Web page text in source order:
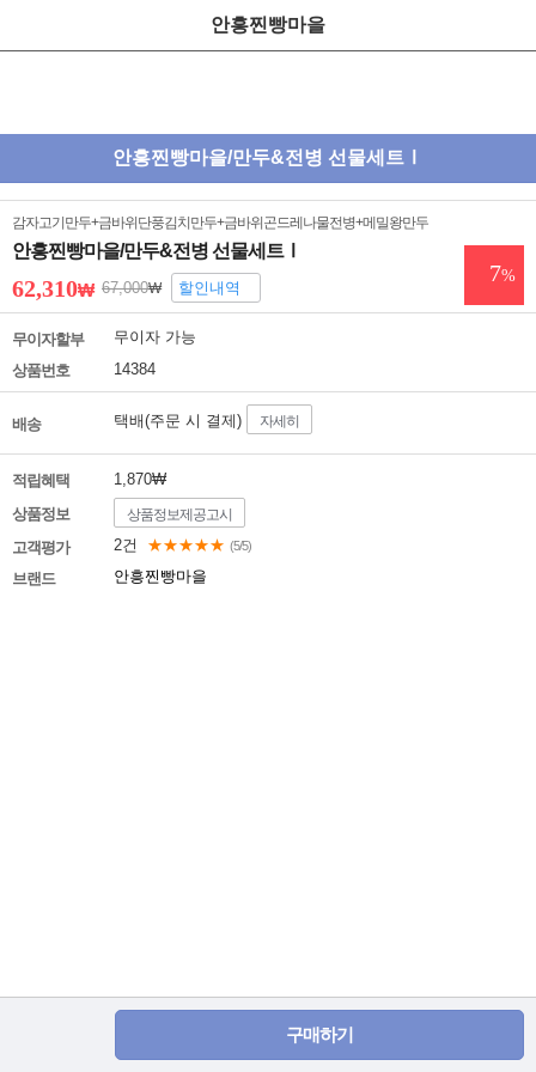
안흥찐빵마을
안흥찐빵마을/만두&전병 선물세트Ⅰ
감자고기만두+금바위단풍김치만두+금바위곤드레나물전병+메밀왕만두
안흥찐빵마을/만두&전병 선물세트Ⅰ
62,310₩ 67,000₩ 할인내역
7%
무이자할부
무이자 가능
상품번호
14384
배송 택배(주문 시 결제) 자세히
적립혜택
1,870₩
상품정보
상품정보제공고시
고객평가 2건 ★★★★★ (5/5)
브랜드 안흥찐빵마을